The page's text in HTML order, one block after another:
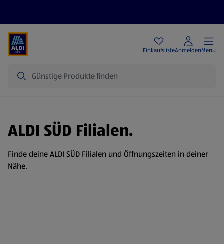
EinkaufslisteAnmeldenMenu
ALDI SÜD Filialen.
Finde deine ALDI SÜD Filialen und Öffnungszeiten in deiner
Nähe.